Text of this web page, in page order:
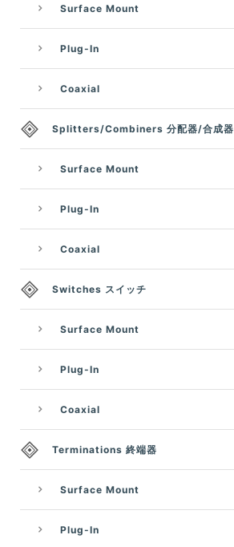
Surface Mount
Plug-In
Coaxial
Splitters/Combiners 分配器/合成器
Surface Mount
Plug-In
Coaxial
Switches スイッチ
Surface Mount
Plug-In
Coaxial
Terminations 終端器
Surface Mount
Plug-In